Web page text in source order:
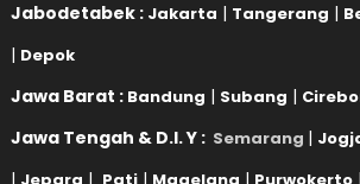
Jabodetabek : Jakarta | Tangerang |
| Depok
Jawa Barat : Bandung | Subang |
Jawa Tengah & D.I. Y : Semarang |